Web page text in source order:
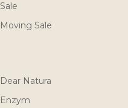
Sale
Moving Sale
Dear Natura
Enzym